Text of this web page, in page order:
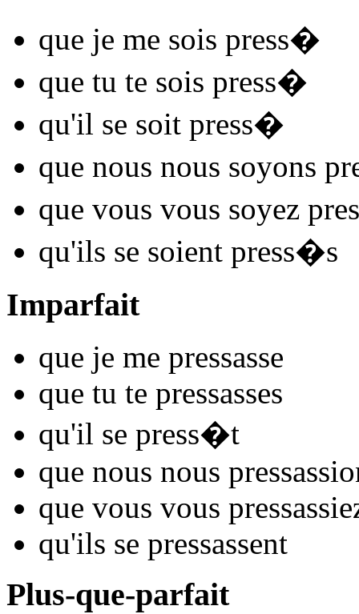
que je me sois press�
que tu te sois press�
qu'il se soit press�
que nous nous soyons
que vous vous soyez
qu'ils se soient press�s
Imparfait
que je me pressasse
que tu te pressasses
qu'il se press�t
que nous nous press
que vous vous press
qu'ils se pressassent
Plus-que-parfait